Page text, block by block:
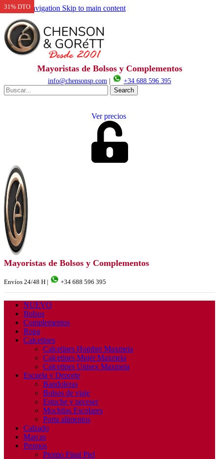
Skip to navigation Skip to main content
Mayoristas de Bolsos y Complementos
info@chensonsp.com
+34 688 596 395
Search
Ver precios
Mayoristas de Bolsos y Complementos
Envíos 24/48 H | +34 688 596 395
NUEVO
Bolsos
Complementos
Ropa
Calcetines
Calcetines Hombre Maxmeia
Calcetines Mujer Maxmeia
Calcetines Unisex Maxmeia
Escuela y Deporte
Bandoleras
Bolsos de viaje
Estuche y neceser
Mochilas Escolares
Porta alimentos
Calzado
Marcas
Promos
Promo Final Piel
31% DTO